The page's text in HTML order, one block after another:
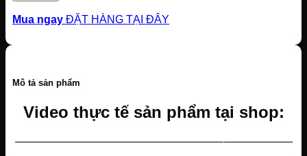
Mua ngay ĐẶT HÀNG TẠI ĐÂY
Mô tả sản phẩm
Video thực tế sản phẩm tại shop:
———————————————————-——————